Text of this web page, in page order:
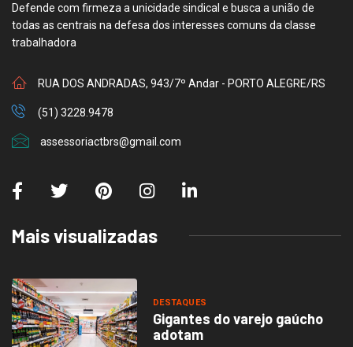
Defende com firmeza a unicidade sindical e busca a união de
todas as centrais na defesa dos interesses comuns da classe
trabalhadora
RUA DOS ANDRADAS, 943/7º Andar - PORTO ALEGRE/RS
(51) 3228.9478
assessoriactbrs@gmail.com
Mais visualizadas
DESTAQUES
Gigantes do varejo gaúcho
adotam